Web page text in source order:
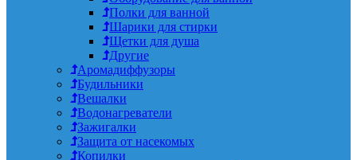
Полки для ванной
Шарики для стирки
Щетки для душа
Другие
Аромадиффузоры
Будильники
Вешалки
Водонагреватели
Зажигалки
Защита от насекомых
Копилки